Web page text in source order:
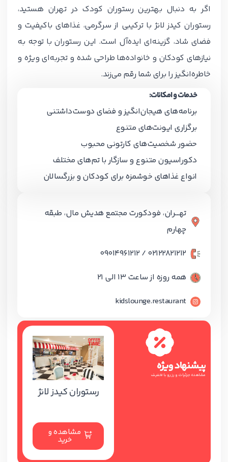
اگر به دنبال بهترین رستوران کودک در تهران هستید،
رستوران کیدز لانژ با ترکیبی از سرگرمی، غذاهای باکیفیت و
فضای شاد، گزینه‌ای ایده‌آل است. این رستوران با توجه به
نیازهای کودکان و خانواده‌ها طراحی شده و تجربه‌ای ویژه و
خاطره‌انگیز را برای شما رقم می‌زند.
خدمات و امکانات:
برنامه‌های هیجان‌انگیز و فضای دوست‌داشتنی
برگزاری ایونت‌های متنوع
حضور شخصیت‌های کارتونی محبوب
دکوراسیون متنوع و سازگار با تم‌های مختلف
انواع غذاهای خوشمزه برای کودکان و بزرگسالان
تهـــران، فودکورت مجتمع هدیش مال، طبقه
چهارم
02122821212 / 09014961212
همه روزه از ساعت ۱۳ الی ۲۱
kidslounge.restaurant
پیشنهاد ویژه
مشاهده جزئیات و رزرو با تخفیف
رستوران کیدز لانژ
مشاهده و
خرید